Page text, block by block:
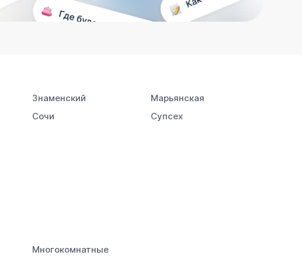
Знаменский
Марьянская
Сочи
Супсех
Многокомнатные